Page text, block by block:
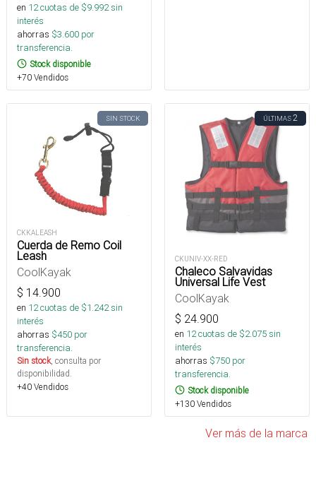
en 12cuotas de $9.992sin
interés
ahorras $3.600 por
transferencia.
Stock disponible
+70 Vendidos
SIN STOCK
CKKALEASH
Cuerda de Remo Coil
Leash
CoolKayak
$ 14.900
en 12cuotas de $1.242sin
interés
ahorras $450 por
transferencia.
Sin stock, consulta por
disponibilidad.
+40 Vendidos
ÚLTIMAS2
CKUNIV-XX-RED
Chaleco Salvavidas
Universal Life Vest
CoolKayak
$ 24.900
en 12cuotas de $2.075sin
interés
ahorras $750 por
transferencia.
Stock disponible
+130 Vendidos
Ver más de la marca